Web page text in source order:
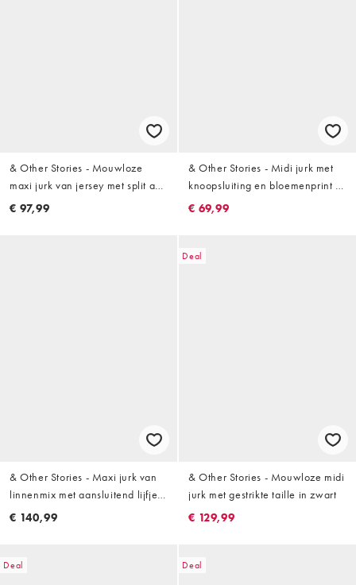
& Other Stories - Mouwloze
maxi jurk van jersey met split aan
de achterkant in zwart
€ 97,99
& Other Stories - Midi jurk met
knoopsluiting en bloemenprint in
zwart
€ 69,99
& Other Stories - Maxi jurk van
linnenmix met aansluitend lijfje
in geel
€ 140,99
Deal
& Other Stories - Mouwloze midi
jurk met gestrikte taille in zwart
€ 129,99
Deal Deal